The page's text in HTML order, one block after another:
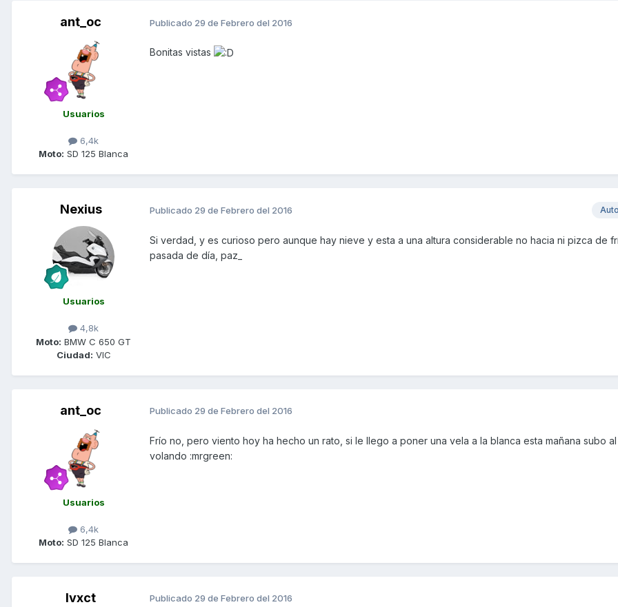
ant_oc
Usuarios
6,4k
Moto: SD 125 Blanca
Publicado 29 de Febrero del 2016
Bonitas vistas
Nexius
Usuarios
4,8k
Moto: BMW C 650 GT
Ciudad: VIC
Publicado 29 de Febrero del 2016
Si verdad, y es curioso pero aunque hay nieve y esta a una altura considerable no hacia ni pizca de
pasada de día, paz_
ant_oc
Usuarios
6,4k
Moto: SD 125 Blanca
Publicado 29 de Febrero del 2016
Frío no, pero viento hoy ha hecho un rato, si le llego a poner una vela a la blanca esta mañana subo
volando :mrgreen:
Ivxct Publicado 29 de Febrero del 2016